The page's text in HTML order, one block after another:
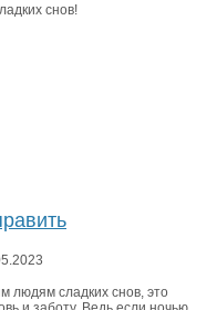
людям сладких снов, это